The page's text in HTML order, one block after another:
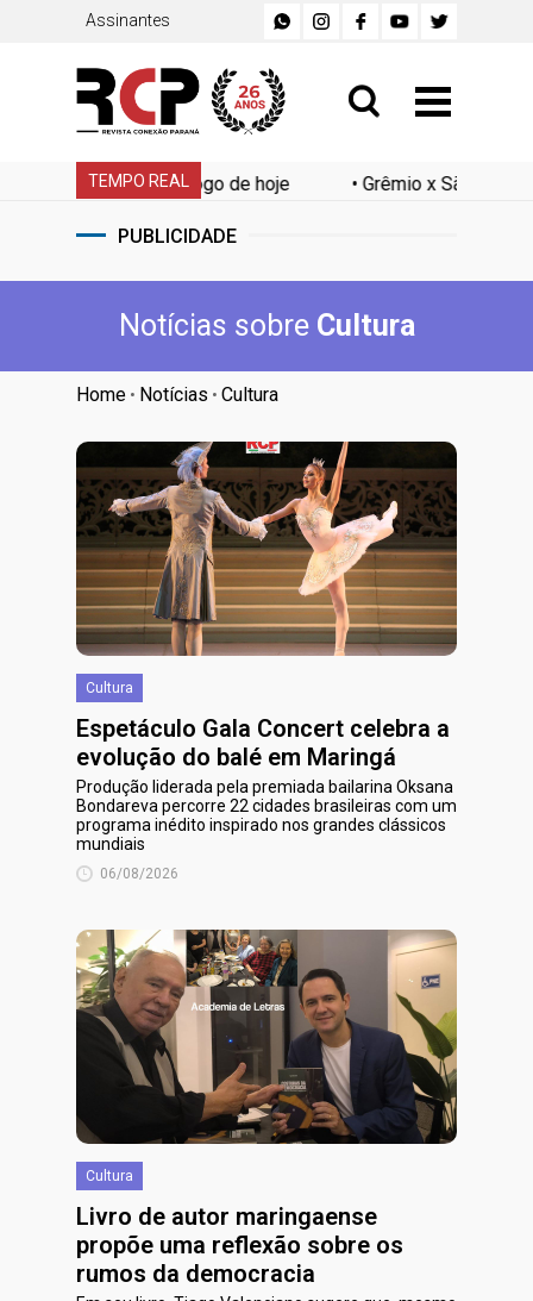
Assinantes
TEMPO REAL
ao jogo de hoje•Grêmio x São Paulo: saiba onde
PUBLICIDADE
Notícias sobre Cultura
Home • Notícias • Cultura
Cultura
Espetáculo Gala Concert celebra a
evolução do balé em Maringá
Produção liderada pela premiada bailarina Oksana
Bondareva percorre 22 cidades brasileiras com um
programa inédito inspirado nos grandes clássicos
mundiais
06/08/2026
Cultura
Livro de autor maringaense
propõe uma reflexão sobre os
rumos da democracia